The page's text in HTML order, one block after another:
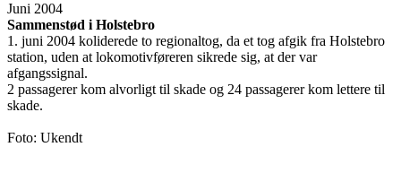
Juni 2004
Sammenstød i Holstebro
1. juni 2004 koliderede to regionaltog, da et tog afgik fra Holstebro
station, uden at lokomotivføreren sikrede sig, at der var
afgangssignal.
2 passagerer kom alvorligt til skade og 24 passagerer kom lettere til
skade.
Foto: Ukendt